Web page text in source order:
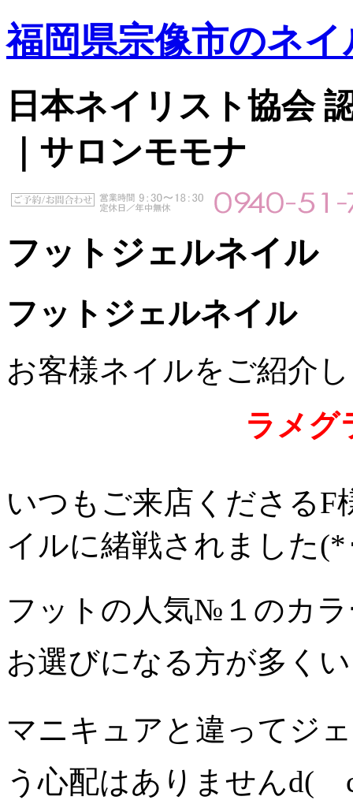
福岡県宗像市のネ
日本ネイリスト協会
｜サロンモモナ
フットジェルネイル
フットジェルネイル
お客様ネイルをご紹介
ラメグ
いつもご来店くださるF
イルに緒戦されました
フットの人気№１のカ
お選びになる方が多く
マニキュアと違ってジ
う心配はありませんd(ゝ